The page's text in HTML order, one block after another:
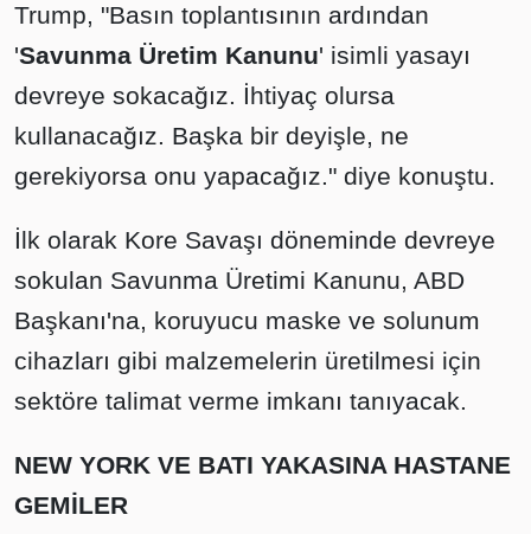
Trump, "Basın toplantısının ardından
'Savunma Üretim Kanunu' isimli yasayı
devreye sokacağız. İhtiyaç olursa
kullanacağız. Başka bir deyişle, ne
gerekiyorsa onu yapacağız." diye konuştu.
İlk olarak Kore Savaşı döneminde devreye
sokulan Savunma Üretimi Kanunu, ABD
Başkanı'na, koruyucu maske ve solunum
cihazları gibi malzemelerin üretilmesi için
sektöre talimat verme imkanı tanıyacak.
NEW YORK VE BATI YAKASINA HASTANE
GEMİLER